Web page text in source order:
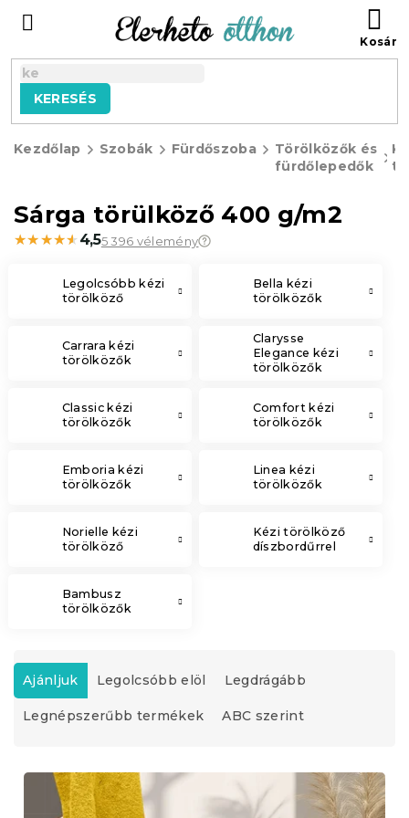
tartalomhoz
KERESÉS
Kezdőlap Szobák Fürdőszoba
Törölközők és
fürdőlepedők
Sárga törülköző 400 g/m2
★★★★★
★★★★★ 4,55 396 vélemény
Legolcsóbb kézi
törölköző
Bella kézi
törölközők
Carrara kézi
törölközők
Clarysse
Elegance kézi
törölközők
Classic kézi
törölközők
Comfort kézi
törölközők
Emboria kézi
törölközők
Linea kézi
törölközők
Norielle kézi
törölköző
Kézi törölköző
díszbordűrrel
Bambusz
törölközők
T
e
r
m
e
Ajánljuk Legolcsóbb elöl Legdrágább
Legnépszerűbb termékek ABC szerint
T